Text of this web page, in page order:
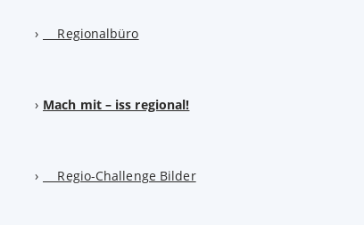
Regionalbüro
Mach mit – iss regional!
Regio-Challenge Bilder